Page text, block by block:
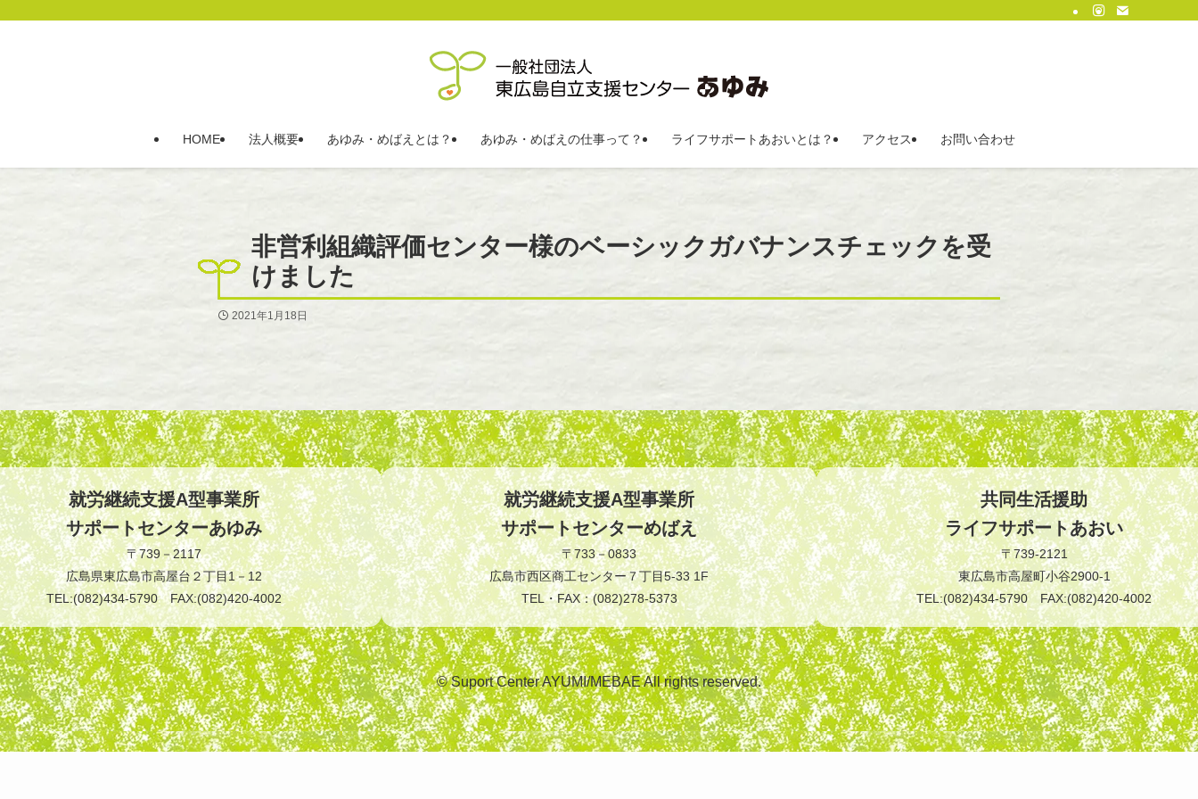
HOME 法人概要 あゆみ・めばえとは？ あゆみ・めばえの仕事って？ ライフサポートあおいとは？ アクセス お問い合わせ
非営利組織評価センター様のベーシックガバナンスチェックを受
けました
2021年1月18日
就労継続支援A型事業所
サポートセンターあゆみ
〒739－2117
広島県東広島市高屋台２丁目1－12
TEL:(082)434-5790 FAX:(082)420-4002
就労継続支援A型事業所
サポートセンターめばえ
〒733－0833
広島市西区商工センター７丁目5-33 1F
TEL・FAX：(082)278-5373
共同生活援助
ライフサポートあおい
〒739-2121
東広島市高屋町小谷2900-1
TEL:(082)434-5790 FAX:(082)420-4002
© Suport Center AYUMI/MEBAE All rights reserved.